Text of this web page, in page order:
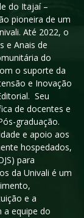
do Itajaí –
pioneira de um
Até 2022, o
e Anais de
do
o suporte da
e Inovação
Seu
de docentes e
graduação.
e apoio aos
hospedados,
para
da Univali é um
e a
equipe do